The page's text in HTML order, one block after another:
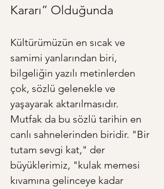
Kararı” Olduğunda
Kültürümüzün en sıcak ve
samimi yanlarından biri,
bilgeliğin yazılı metinlerden
çok, sözlü gelenekle ve
yaşayarak aktarılmasıdır.
Mutfak da bu sözlü tarihin en
canlı sahnelerinden biridir. "Bir
tutam sevgi kat," der
büyüklerimiz, "kulak memesi
kıvamına gelinceye kadar